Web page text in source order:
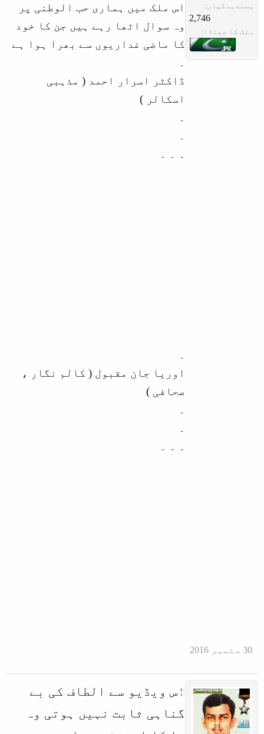
پسندیدگیاں:
2,746
ملک کا جھنڈا:
اس ملک میں ہماری حب الوطنی پر
وہ سوال اٹھا رہے ہیں جن کا خود
کا ماضی غداریوں سے بھرا ہوا ہے
۔
ڈاکٹر اسرار احمد ( مذہبی
اسکالر )
۔
۔
۔ ۔ ۔
۔
اوریا جان مقبول ( کالم نگار ،
صحافی )
۔
۔
۔ ۔ ۔
اس ویڈیو سے الطاف کی بے
گناہی ثابت نہیں ہوتی وہ